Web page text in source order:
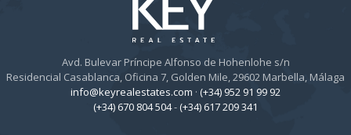
Avd. Bulevar Príncipe Alfonso de Hohenlohe s/n
Residencial Casablanca, Oficina 7, Golden Mile, 29602 Marbella, Málaga
info@keyrealestates.com · (+34) 952 91 99 92
(+34) 670 804 504-(+34) 617 209 341